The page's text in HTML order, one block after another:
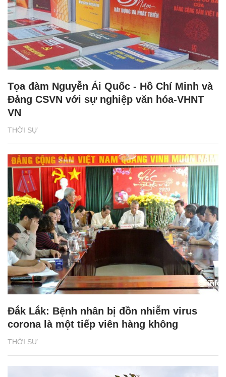
THỜI SỰ
Tọa đàm Nguyễn Ái Quốc - Hồ Chí Minh và
Đảng CSVN với sự nghiệp văn hóa-VHNT
VN
THỜI SỰ
Đắk Lắk: Bệnh nhân bị đồn nhiễm virus
corona là một tiếp viên hàng không